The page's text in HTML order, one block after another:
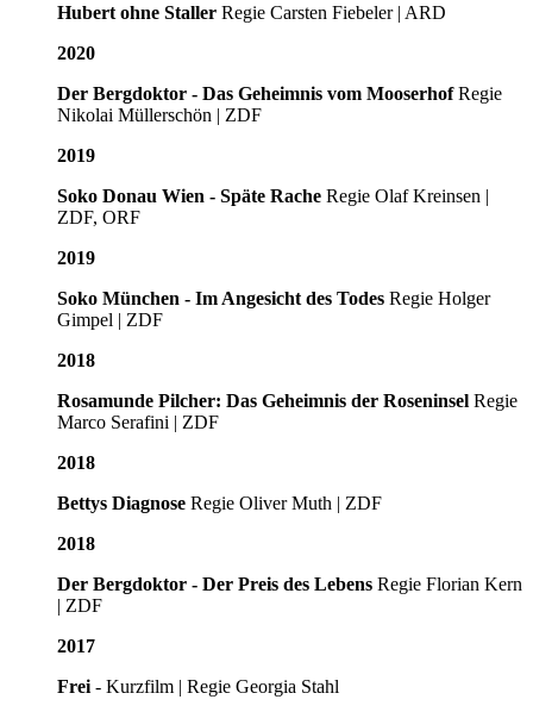
Hubert ohne Staller Regie Carsten Fiebeler | ARD
2020
Der Bergdoktor - Das Geheimnis vom MooserhofRegie
Nikolai Müllerschön | ZDF
2019
Soko Donau Wien - Späte Rache Regie Olaf Kreinsen |
ZDF, ORF
2019
Soko München - Im Angesicht des Todes Regie Holger
Gimpel | ZDF
2018
Rosamunde Pilcher: Das Geheimnis der Roseninsel Regie
Marco Serafini | ZDF
2018
Bettys Diagnose Regie Oliver Muth | ZDF
2018
Der Bergdoktor - Der Preis des Lebens Regie Florian Kern
| ZDF
2017
Frei - Kurzfilm | Regie Georgia Stahl